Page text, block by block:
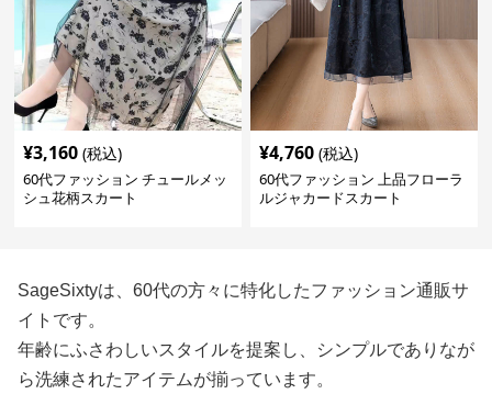
¥3,160 (税込)
60代ファッション チュールメッ
シュ花柄スカート
¥4,760 (税込)
60代ファッション 上品フローラ
ルジャカードスカート
SageSixtyは、60代の方々に特化したファッション通販サ
イトです。
年齢にふさわしいスタイルを提案し、シンプルでありなが
ら洗練されたアイテムが揃っています。